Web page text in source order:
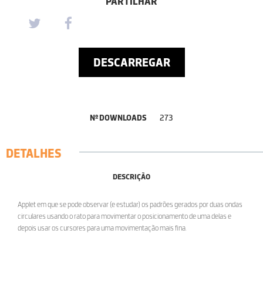
DESCARREGAR
Nº DOWNLOADS 273
DETALHES
DESCRIÇÃO
Applet em que se pode observar (e estudar) os padrões gerados por duas ondas
circulares usando o rato para movimentar o posicionamento de uma delas e
depois usar os cursores para uma movimentação mais fina.